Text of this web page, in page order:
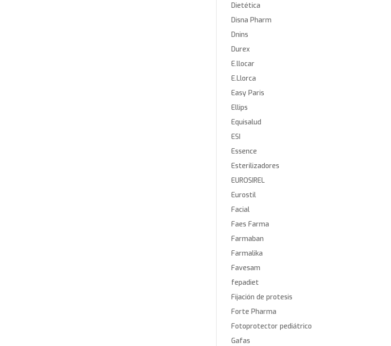
Dietética
Disna Pharm
Dnins
Durex
E.llocar
E.Llorca
Easy Paris
Ellips
Equisalud
ESI
Essence
Esterilizadores
EUROSIREL
Eurostil
Facial
Faes Farma
Farmaban
Farmalika
Favesam
fepadiet
Fijación de protesis
Forte Pharma
Fotoprotector pediátrico
Gafas